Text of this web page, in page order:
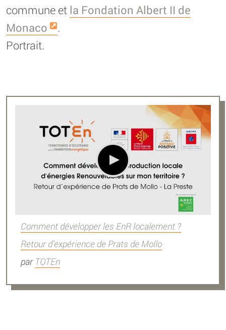
commune et la Fondation Albert II de
Monaco
.
Portrait.
Comment développer les EnR localement ?
Retour d’expérience de Prats de Mollo
par TOTEn